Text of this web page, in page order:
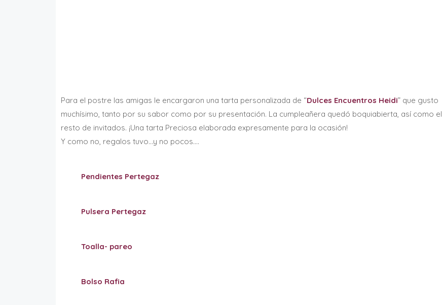
Para el postre las amigas le encargaron una tarta personalizada de “Dulces Encuentros Heidi” que gusto
muchísimo, tanto por su sabor como por su presentación. La cumpleañera quedó boquiabierta, así como el
resto de invitados. ¡Una tarta Preciosa elaborada expresamente para la ocasión!
Y como no, regalos tuvo…y no pocos….
Pendientes Pertegaz
Pulsera Pertegaz
Toalla- pareo
Bolso Rafia